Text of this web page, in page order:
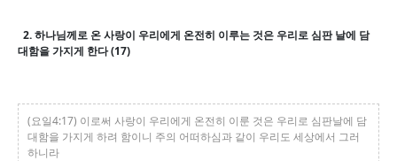
2. 하나님께로 온 사랑이 우리에게 온전히 이루는 것은 우리로 심판 날에 담
대함을 가지게 한다 (17)
(요일4:17) 이로써 사랑이 우리에게 온전히 이룬 것은 우리로 심판날에 담
대함을 가지게 하려 함이니 주의 어떠하심과 같이 우리도 세상에서 그러
하니라